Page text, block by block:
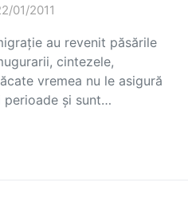
01/2011
au revenit păsările
cintezele,
vremea nu le asigură
perioade şi sunt…